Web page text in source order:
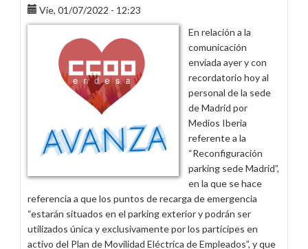
la
flota
Endesa
Vie, 01/07/2022 - 12:23
En relación a la
comunicación
enviada ayer y con
recordatorio hoy al
personal de la sede
de Madrid por
Medios Iberia
referente a la
“Reconfiguración
parking sede Madrid”,
en la que se hace
referencia a que los puntos de recarga de emergencia
“estarán situados en el parking exterior y podrán ser
utilizados única y exclusivamente por los partícipes en
activo del Plan de Movilidad Eléctrica de Empleados”, y que